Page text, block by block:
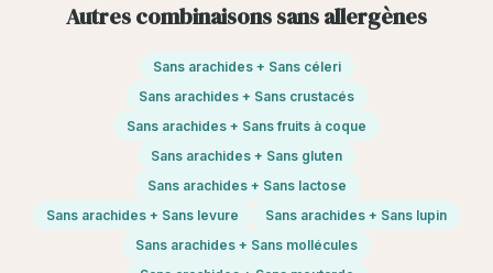
Autres combinaisons sans allergènes
Sans arachides + Sans céleri
Sans arachides + Sans crustacés
Sans arachides + Sans fruits à coque
Sans arachides + Sans gluten
Sans arachides + Sans lactose
Sans arachides + Sans levure
Sans arachides + Sans lupin
Sans arachides + Sans mollécules